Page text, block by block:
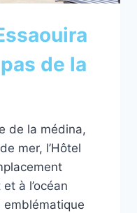
de la
de la médina,
mer, l’Hôtel
à l’océan